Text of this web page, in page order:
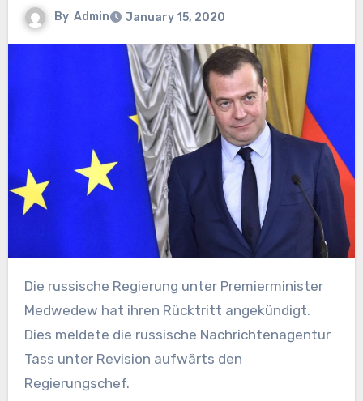
By Admin January 15, 2020
Die russische Regierung unter Premierminister
Medwedew hat ihren Rücktritt angekündigt.
Dies meldete die russische Nachrichtenagentur
Tass unter Revision aufwärts den
Regierungschef.